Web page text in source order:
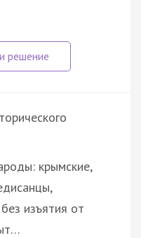
крымские,
изъятия от